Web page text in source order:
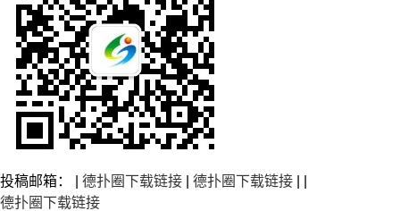
投稿邮箱： | 德扑圈下载链接 德扑圈下载链接
德扑圈下载链接